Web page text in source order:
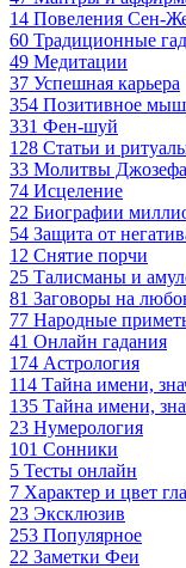
14 Повеления Сен-
60 Традиционные
49 Медитации
37 Успешная карьера
354 Позитивное
331 Фен-шуй
128 Статьи и
33 Молитвы
74 Исцеление
22 Биографии
54 Защита от
12 Снятие порчи
25 Талисманы и
81 Заговоры на
77 Народные
41 Онлайн гадания
174 Астрология
114 Тайна имени,
135 Тайна имени,
23 Нумерология
101 Сонники
5 Тесты онлайн
7 Характер и цвет
23 Эксклюзив
253 Популярное
22 Заметки Феи